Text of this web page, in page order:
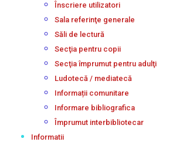
Înscriere utilizatori
Sala referinţe generale
Săli de lectură
Secţia pentru copii
Secţia împrumut pentru adulţi
Ludotecă / mediatecă
Informații comunitare
Informare bibliografica
Împrumut interbibliotecar
Informatii